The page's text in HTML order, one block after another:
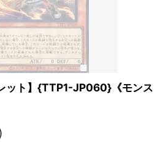
ット】{TTP1-JP060}《モンス